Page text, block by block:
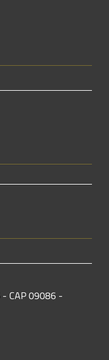
- CAP 09086 -